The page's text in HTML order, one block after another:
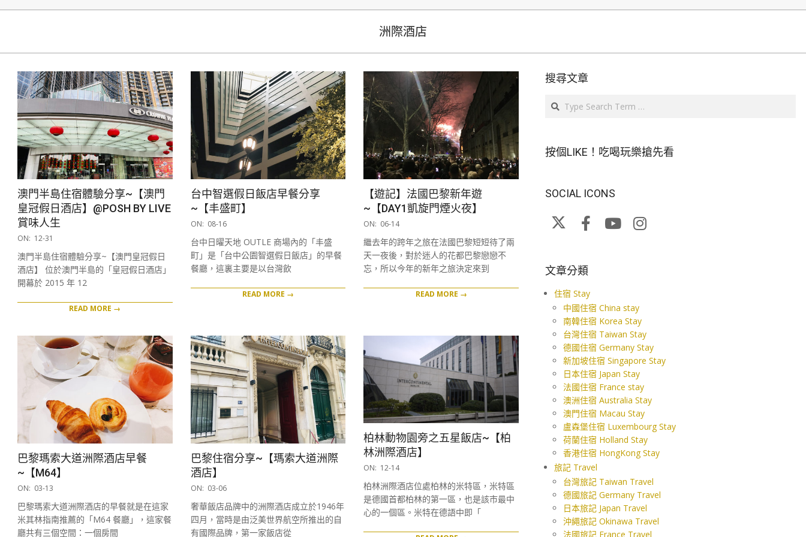
洲際酒店
澳門半島住宿體驗分享~【澳門
皇冠假日酒店】@POSH BY LIVE
賞味人生
2020-
31
ON: 12-31
澳門半島住宿體驗分享~【澳門皇冠假日
酒店】 位於澳門半島的「皇冠假日酒店」
開幕於 2015 年 12
READ MORE →
台中智選假日飯店早餐分享
~【丰盛町】
2019-
16
ON: 08-16
台中日曜天地 OUTLE 商場內的「丰盛
町」是「台中公園智選假日飯店」的早餐
餐廳，這裏主要是以台灣飲
READ MORE →
【遊記】法國巴黎新年遊
~【DAY1凱旋門煙火夜】
2019-
14
ON: 06-14
繼去年的跨年之旅在法國巴黎短短待了兩
天一夜後，對於迷人的花都巴黎戀戀不
忘，所以今年的新年之旅決定來到
READ MORE →
巴黎瑪索大道洲際酒店早餐
~【M64】
2019-
13
ON: 03-13
巴黎瑪索大道洲際酒店的早餐就是在這家
米其林指南推薦的「M64 餐廳」，這家餐
廳共有三個空間：一個房間
巴黎住宿分享~【瑪索大道洲際
酒店】
2019-
06
ON: 03-06
奢華飯店品牌中的洲際酒店成立於1946年
四月，當時是由泛美世界航空所推出的自
有國際品牌，第一家飯店從
柏林動物園旁之五星飯店~【柏
林洲際酒店】
2016-
14
ON: 12-14
柏林洲際酒店位處柏林的米特區，米特區
是德國首都柏林的第一區，也是該市最中
心的一個區。米特在德語中即「
搜尋文章
Search
按個LIKE！吃喝玩樂搶先看
SOCIAL ICONS
文章分類
住宿 Stay
中國住宿 China stay
南韓住宿 Korea Stay
台灣住宿 Taiwan Stay
德國住宿 Germany Stay
新加坡住宿 Singapore Stay
日本住宿 Japan Stay
法國住宿 France stay
澳洲住宿 Australia Stay
澳門住宿 Macau Stay
盧森堡住宿 Luxembourg Stay
荷蘭住宿 Holland Stay
香港住宿 HongKong Stay
旅記 Travel
台灣旅記 Taiwan Travel
德國旅記 Germany Travel
日本旅記 Japan Travel
沖繩旅記 Okinawa Travel
法國旅記 France Travel